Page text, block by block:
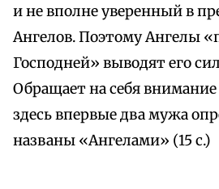
и не вполне уверенный в
Ангелов. Поэтому Ангелы
Господней» выводят его
Обращает на себя
здесь впервые два мужа
названы «Ангелами» (15 с.)